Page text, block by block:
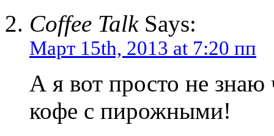
Coffee TalkSays:
Март 15th, 2013 at 7:20 пп
А я вот просто не
кофе с пирожными!